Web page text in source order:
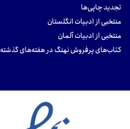
تجدید چاپی‌ها
منتخبی از ادبیات انگلستان
منتخبی از ادبیات آلمان
کتاب‌های پرفروش نهنگ در هفته‌های گذشته